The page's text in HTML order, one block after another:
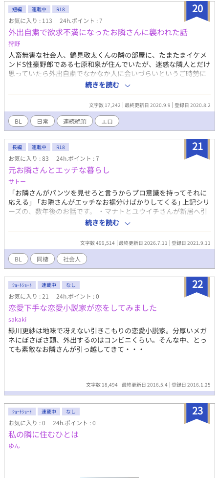
20
短編 連載中 R18
お気に入り : 113 24h.ポイント : 7
外出自粛で欲求不満になったお隣さんに襲われた話
狩野
人畜無害な社会人、鶴見敬太くんの隣の部屋に、たまたまイケメ
ンドS性豪野郎である七原和泉が住んでいたが、迷惑な隣人とだけ
思っていたら外出自粛でなかなか人に会いづらいというご時勢に
ぶつかったばかりに、その和泉に敬太はおもちゃにされてしまっ
た、というお話です。 あるいは、変態には十分注意しましょう、
見た目の良さに騙されてはいけません、という話かも。変態見た
らスグニゲテー。 最近の情勢を取り込んだ話にしようかなと書き
はじめてみたらなんだかエロばっかりで愛のない話になってしま
った気がします。 一部攻めの男女描写があります。該当箇所はタ
イトルに注意書きをしておきました。苦手な方はお気をつけくだ
さい。
続きを読む
文字数 17,242 最終更新日 2020.9.9 登録日 2020.8.2
BL 日常 連続絶頂 エロ
21
長編 連載中 R18
お気に入り : 83 24h.ポイント : 7
元お隣さんとエッチな暮らし
サトー
「お隣さんがパンツを見せろと言うからプロ意識を持ってそれに
応える」 ｢お隣さんがエッチなお裾分けばかりしてくる｣ 上記シリ
ーズの、数年後のお話です。 ・マナトとユウイチさんが新居へ引
っ越すところからお話がスタートします。日常の様子を不定期に
更新予定です。 ・アダルトグッズの使用や拘束プレイ等の場面が
ありますので、苦手な方はご注意ください。 ※性描写のある回に
は「★」マークがつきます。 ※この作品はムーンライトノベルズ
にも掲載しています。
続きを読む
文字数 499,514 最終更新日 2026.7.11 登録日 2021.9.11
BL 同棲 社会人
22
ｼｮｰﾄｼｮｰﾄ 連載中 なし
お気に入り : 21 24h.ポイント : 0
恋愛下手な恋愛小説家が恋をしてみました
sakaki
緑川更紗は地味で冴えない引きこもりの恋愛小説家。分厚いメガ
ネにぼさぼさ頭、外出するのはコンビニくらい。そんな中、とっ
ても素敵なお隣さんが引っ越してきて・・・
文字数 18,494 最終更新日 2016.5.4 登録日 2016.1.25
23
ｼｮｰﾄｼｮｰﾄ 連載中 なし
お気に入り : 0 24h.ポイント : 0
私の隣に住むひとは
ゆん